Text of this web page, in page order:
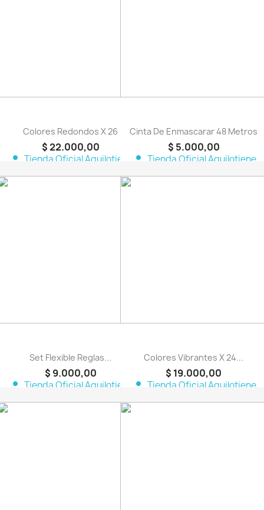
Colores Redondos X 26
$ 22.000,00
person Tienda Oficial Aquilotiene
Cinta De Enmascarar 48 Metros
$ 5.000,00
person Tienda Oficial Aquilotiene
Set Flexible Reglas...
$ 9.000,00
person Tienda Oficial Aquilotiene
Colores Vibrantes X 24...
$ 19.000,00
person Tienda Oficial Aquilotiene